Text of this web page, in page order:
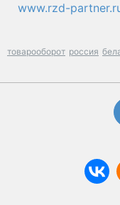
www.rzd-
товарооборот россия